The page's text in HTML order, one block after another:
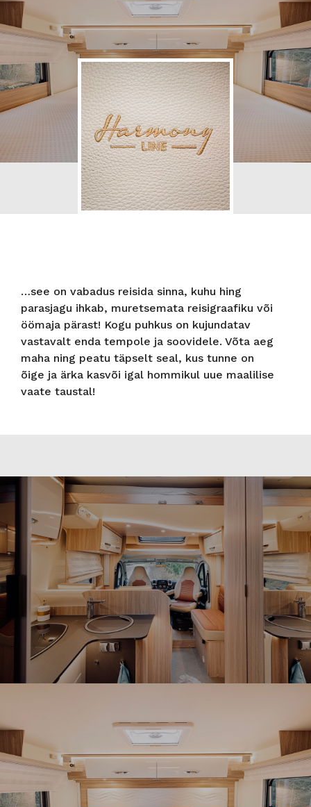
…see on vabadus reisida sinna, kuhu hing
parasjagu ihkab, muretsemata reisigraafiku või
öömaja pärast! Kogu puhkus on kujundatav
vastavalt enda tempole ja soovidele. Võta aeg
maha ning peatu täpselt seal, kus tunne on
õige ja ärka kasvõi igal hommikul uue maalilise
vaate taustal!